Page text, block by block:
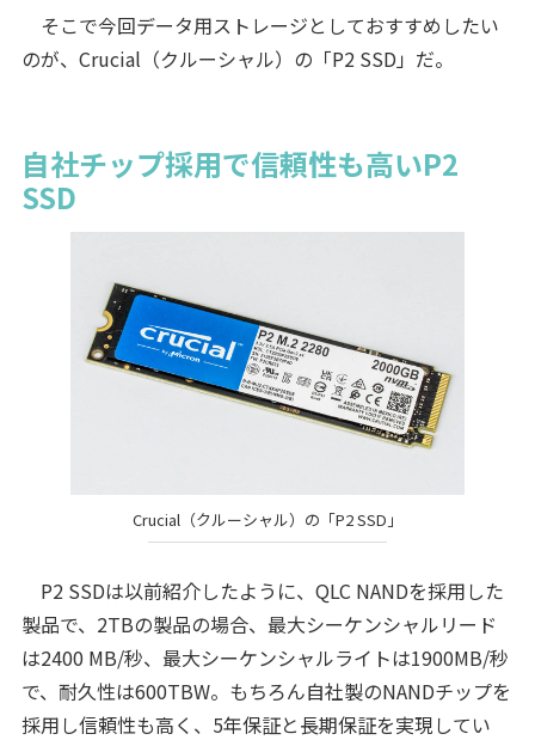
そこで今回データ用ストレージとしておすすめしたい
のが、Crucial（クルーシャル）の「P2 SSD」だ。
自社チップ採用で信頼性も高いP2
SSD
Crucial（クルーシャル）の「P2 SSD」
P2 SSDは以前紹介したように、QLC NANDを採用した
製品で、2TBの製品の場合、最大シーケンシャルリード
は2400 MB/秒、最大シーケンシャルライトは1900MB/秒
で、耐久性は600TBW。もちろん自社製のNANDチップを
採用し信頼性も高く、5年保証と長期保証を実現してい